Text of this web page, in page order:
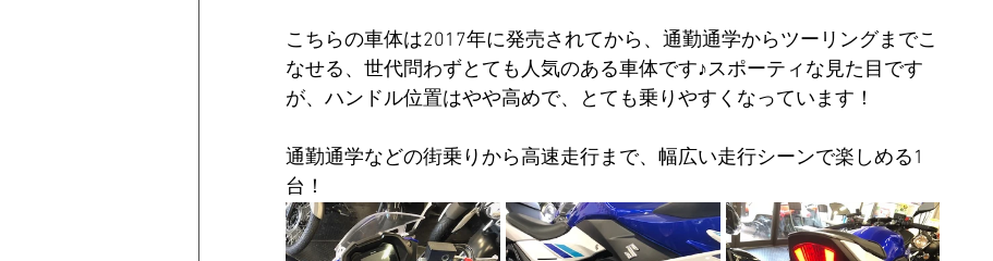
こちらの車体は2017年に発売されてから、通勤通学からツーリングまでこ
なせる、世代問わずとても人気のある車体です♪スポーティな見た目です
が、ハンドル位置はやや高めで、とても乗りやすくなっています！
通勤通学などの街乗りから高速走行まで、幅広い走行シーンで楽しめる1
台！